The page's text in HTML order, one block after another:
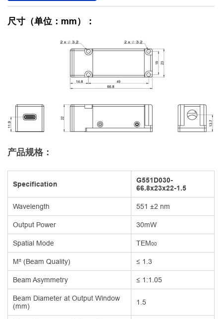
尺寸（单位：mm）：
产品规格：
Specification
G551D030-
66.8x23x22-1.5
Wavelength
551 ±2 nm
Output Power
30mW
Spatial Mode
TEM00
M² (Beam Quality)
≤ 1.3
Beam Asymmetry
≤ 1:1.05
Beam Diameter at Output Window
(mm)
1.5